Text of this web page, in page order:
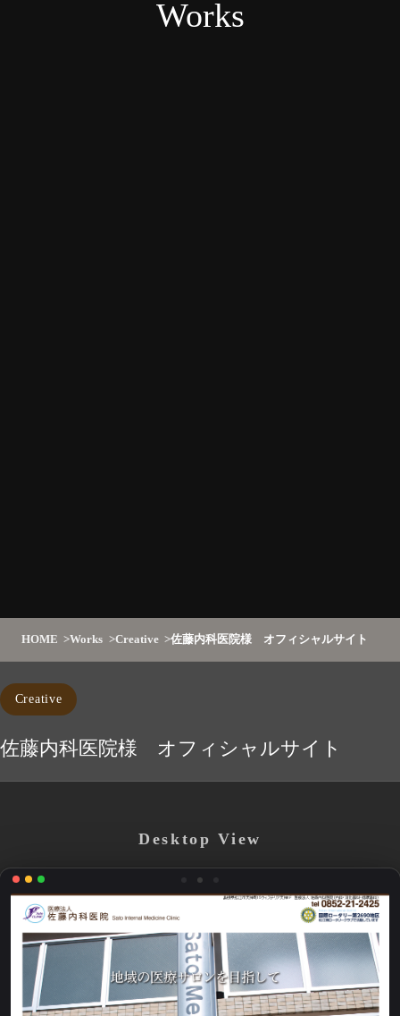
Works
HOME Works Creative 佐藤内科医院様 オフィシャルサイト
Creative
佐藤内科医院様 オフィシャルサイト
Desktop View